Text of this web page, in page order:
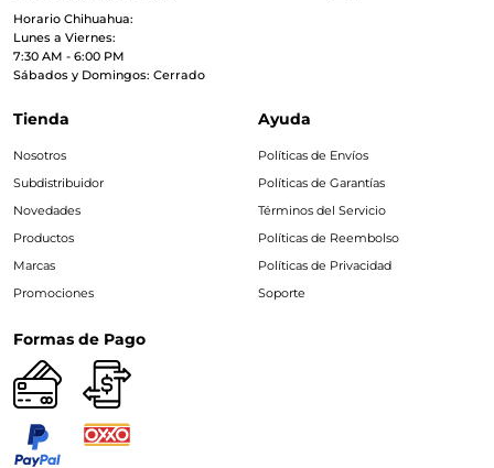
Horario Chihuahua:
Lunes a Viernes:
7:30 AM - 6:00 PM
Sábados y Domingos: Cerrado
Tienda
Nosotros
Subdistribuidor
Novedades
Productos
Marcas
Promociones
Ayuda
Políticas de Envíos
Políticas de Garantías
Términos del Servicio
Políticas de Reembolso
Políticas de Privacidad
Soporte
Formas de Pago